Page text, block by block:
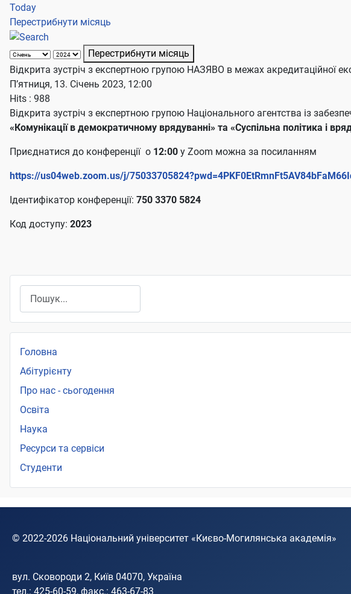
Today
Перестрибнути місяць
Перестрибнути місяць
Відкрита зустріч з експертною групою НАЗЯВО в межах акредитаційної
П’ятниця, 13. Січень 2023, 12:00
Hits : 988
Відкрита зустріч з експертною групою Національного агентства із
«Комунікації в демократичному врядуванні» та «Суспільна політика і
Приєднатися до конференції о 12:00 у Zoom можна за посиланням
https://us04web.zoom.us/j/
Ідентифікатор конференції: 750 3370 5824
Код доступу: 2023
Головна
Абітурієнту
Про нас - сьогодення
Освіта
Наука
Ресурси та сервіси
Студенти
© 2022-2026 Національний університет «Києво-Могилянська академія»
вул. Сковороди 2, Київ 04070, Україна
тел.: 425-60-59, факс.: 463-67-83